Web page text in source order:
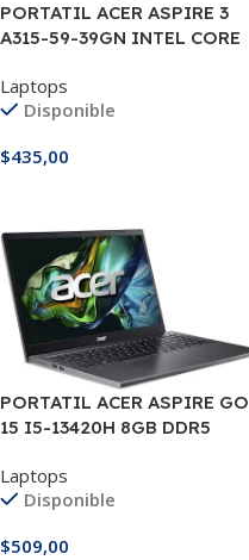
PORTATIL ACER ASPIRE 3
A315-59-39GN INTEL CORE
PANTALLA 15″ FHD
Laptops
Disponible
$435,00
PORTATIL ACER ASPIRE GO
15 I5-13420H 8GB DDR5
Laptops
Disponible
$509,00